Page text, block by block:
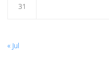
31
« Jul